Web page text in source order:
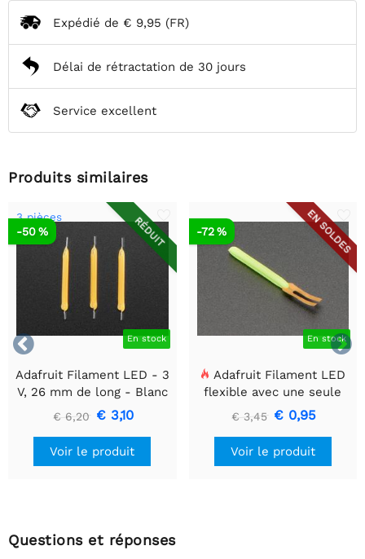
Expédié de € 9,95 (FR)
Délai de rétractation de 30 jours
Service excellent
Produits similaires


RÉDUIT
3 pièces
En stock
-50 %
Adafruit Filament LED - 3
V, 26 mm de long - Blanc
chaud (lot de 3)
€ 6,20 € 3,10
Voir le produit
EN SOLDES
En stock
-72 %
Adafruit Filament LED
flexible avec une seule
connexion - 3V 25 mm de
long - Vert
€ 3,45 € 0,95
Voir le produit
Questions et réponses